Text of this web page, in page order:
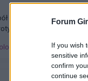
Forum
If you wish
sensitive
confirm
continue
wróciły . Zaczęłam znowu
- forum dla rodziny i